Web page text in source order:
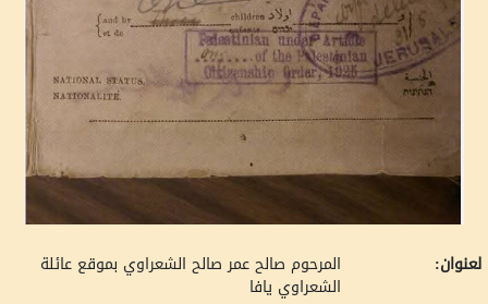
المرحوم صالح عمر صالح الشعراوي بموقع عائلة
الشعراوي يافا